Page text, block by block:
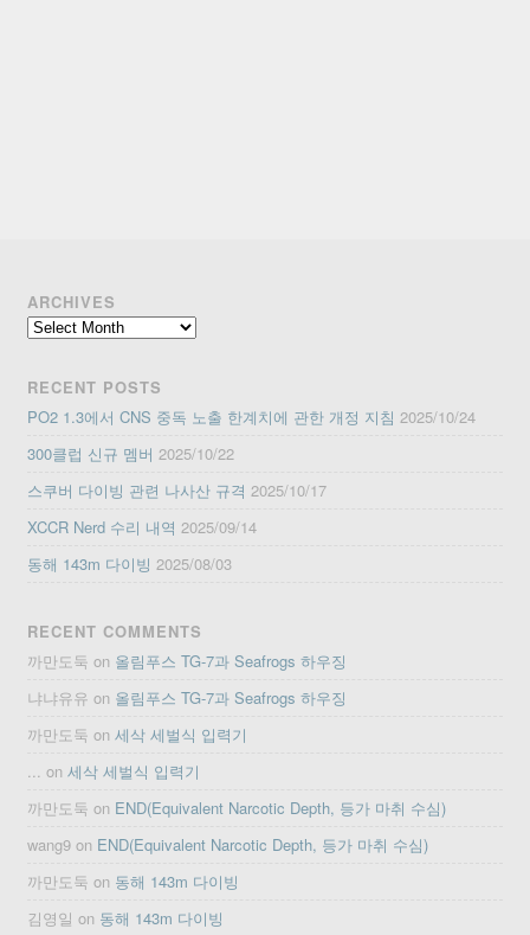
ARCHIVES
Archives
RECENT POSTS
PO2 1.3에서 CNS 중독 노출 한계치에 관한 개정 지침 2025/10/24
300클럽 신규 멤버 2025/10/22
스쿠버 다이빙 관련 나사산 규격 2025/10/17
XCCR Nerd 수리 내역 2025/09/14
동해 143m 다이빙 2025/08/03
RECENT COMMENTS
까만도둑 on 올림푸스 TG-7과 Seafrogs 하우징
냐냐유유 on 올림푸스 TG-7과 Seafrogs 하우징
까만도둑 on세삭 세벌식 입력기
on세삭 세벌식 입력기
까만도둑 on END(Equivalent Narcotic Depth, 등가 마취 수심)
wang9 on END(Equivalent Narcotic Depth, 등가 마취 수심)
까만도둑 on 동해 143m 다이빙
김영일 on 동해 143m 다이빙